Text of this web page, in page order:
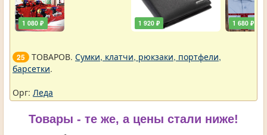
1 080 ₽ 1 920 ₽ 1 680 ₽
25 ТОВАРОВ. Сумки, клатчи, рюкзаки, портфели,
барсетки.
Орг: Леда
Товары - те же, а цены стали ниже!